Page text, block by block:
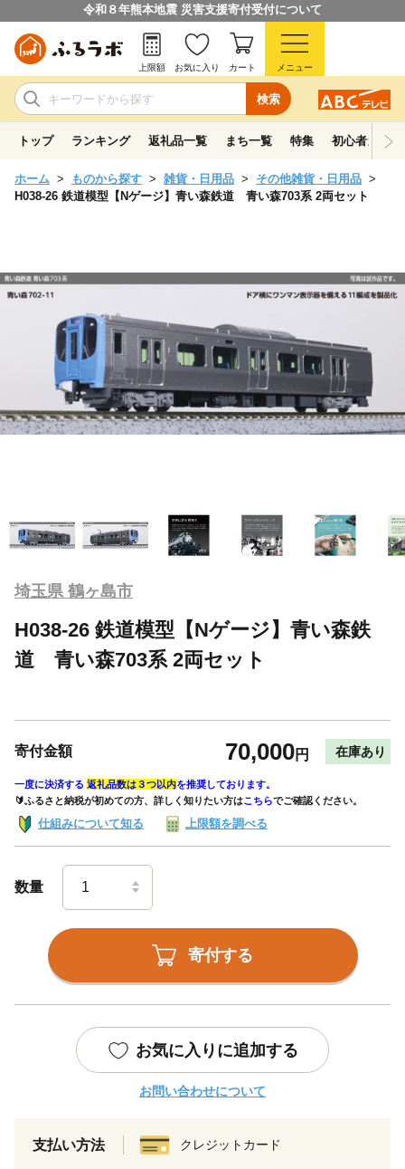
令和８年熊本地震 災害支援寄付受付について
検索
上限額 お気に入り カート メニュー
トップ ランキング 返礼品一覧 まち一覧 特集 初心者ガイド
ホーム ものから探す 雑貨・日用品
その他雑貨・日用品
H038-26 鉄道模型【Nゲージ】青い森鉄道 青い森703系 2両セット
埼玉県 鶴ヶ島市
H038-26 鉄道模型【Nゲージ】青い森鉄
道 青い森703系 2両セット
寄付金額 70,000円 在庫あり
一度に決済する 返礼品数は３つ以内を推奨しております。
🔰ふるさと納税が初めての方、詳しく知りたい方はこちらでご確認ください。
仕組みについて知る 上限額を調べる
数量
寄付する
お気に入りに追加する
お問い合わせについて
支払い方法 クレジットカード